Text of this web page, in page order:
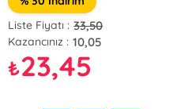
Liste Fiyatı : 33,50
Kazancınız : 10,05
₺23,45